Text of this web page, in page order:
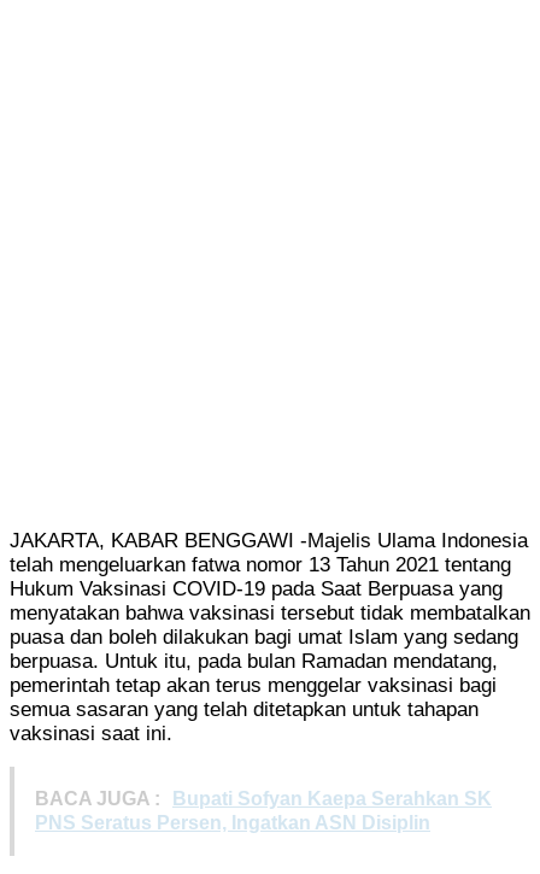
JAKARTA, KABAR BENGGAWI -Majelis Ulama Indonesia
telah mengeluarkan fatwa nomor 13 Tahun 2021 tentang
Hukum Vaksinasi COVID-19 pada Saat Berpuasa yang
menyatakan bahwa vaksinasi tersebut tidak membatalkan
puasa dan boleh dilakukan bagi umat Islam yang sedang
berpuasa. Untuk itu, pada bulan Ramadan mendatang,
pemerintah tetap akan terus menggelar vaksinasi bagi
semua sasaran yang telah ditetapkan untuk tahapan
vaksinasi saat ini.
BACA JUGA :
Bupati Sofyan Kaepa Serahkan SK
PNS Seratus Persen, Ingatkan ASN Disiplin